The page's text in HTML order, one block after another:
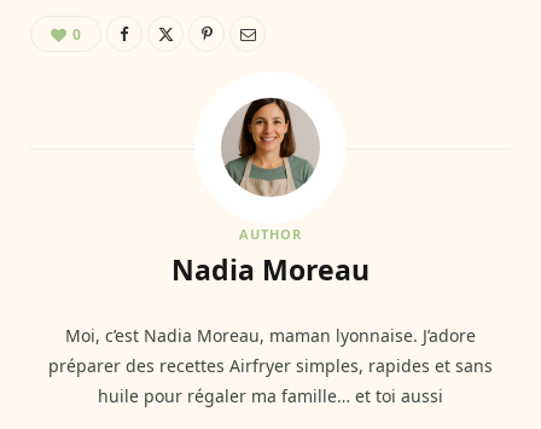
0
AUTHOR
Nadia Moreau
Moi, c’est Nadia Moreau, maman lyonnaise. J’adore
préparer des recettes Airfryer simples, rapides et sans
huile pour régaler ma famille… et toi aussi